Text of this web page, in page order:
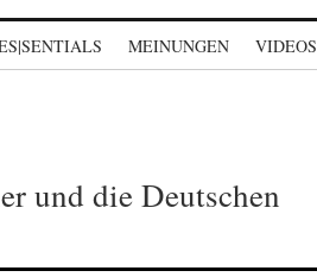
MEINUNGEN VIDEOS
und die Deutschen